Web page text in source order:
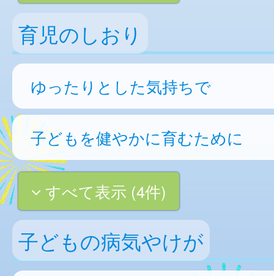
育児のしおり
ゆったりとした気持ちで
子どもを健やかに育むために
すべて表示 (4件)
子どもの病気やけが